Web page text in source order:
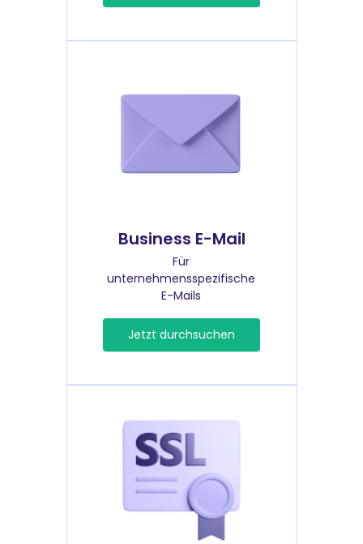
Business E-Mail
Für
unternehmensspezifische
E-Mails
Jetzt durchsuchen